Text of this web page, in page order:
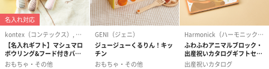
紙袋
お渡し用の紙袋です。
商品に合わせたサイズをお届けします。